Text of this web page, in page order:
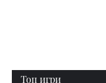
Топ игри